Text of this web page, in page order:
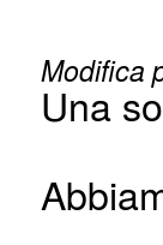
Modifica
Una